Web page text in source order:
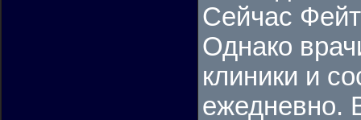
Сейчас
Однако
клиники и
ежедневно.